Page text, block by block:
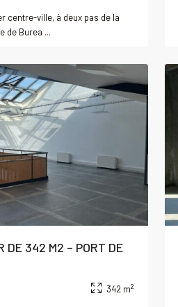
centre-ville, à deux pas de la
de Burea ...
DE 342 M2 – PORT DE
342 m2
Louer Bureau